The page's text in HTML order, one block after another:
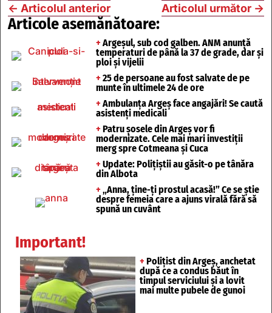
← Articolul anterior Articolul următor →
Articole asemănătoare:
+ Argeșul, sub cod galben. ANM anunță
temperaturi de până la 37 de grade, dar și
ploi și vijelii
+ 25 de persoane au fost salvate de pe
munte în ultimele 24 de ore
+ Ambulanța Argeș face angajări! Se caută
asistenți medicali
+ Patru șosele din Argeș vor fi
modernizate. Cele mai mari investiții
merg spre Cotmeana și Cuca
+ Update: Polițiștii au găsit-o pe tânăra
din Albota
+ „Anna, ține-ți prostul acasă!” Ce se știe
despre femeia care a ajuns virală fără să
spună un cuvânt
Important!
+ Polițist din Argeș, anchetat
după ce a condus băut în
timpul serviciului și a lovit
mai multe pubele de gunoi